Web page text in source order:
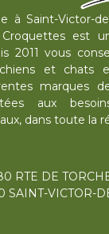
à Saint-Victor-
est
2011 vous
et chats
marques
aux
dans toute la
RTE DE
SAINT-VICTOR-